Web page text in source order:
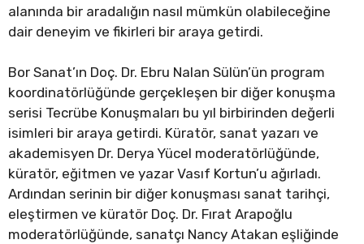
alanında bir aradalığın nasıl mümkün olabileceğine
dair deneyim ve fikirleri bir araya getirdi.
Bor Sanat’ın Doç. Dr. Ebru Nalan Sülün’ün program
koordinatörlüğünde gerçekleşen bir diğer konuşma
serisi Tecrübe Konuşmaları bu yıl birbirinden değerli
isimleri bir araya getirdi. Küratör, sanat yazarı ve
akademisyen Dr. Derya Yücel moderatörlüğünde,
küratör, eğitmen ve yazar Vasıf Kortun’u ağırladı.
Ardından serinin bir diğer konuşması sanat tarihçi,
eleştirmen ve küratör Doç. Dr. Fırat Arapoğlu
moderatörlüğünde, sanatçı Nancy Atakan eşliğinde